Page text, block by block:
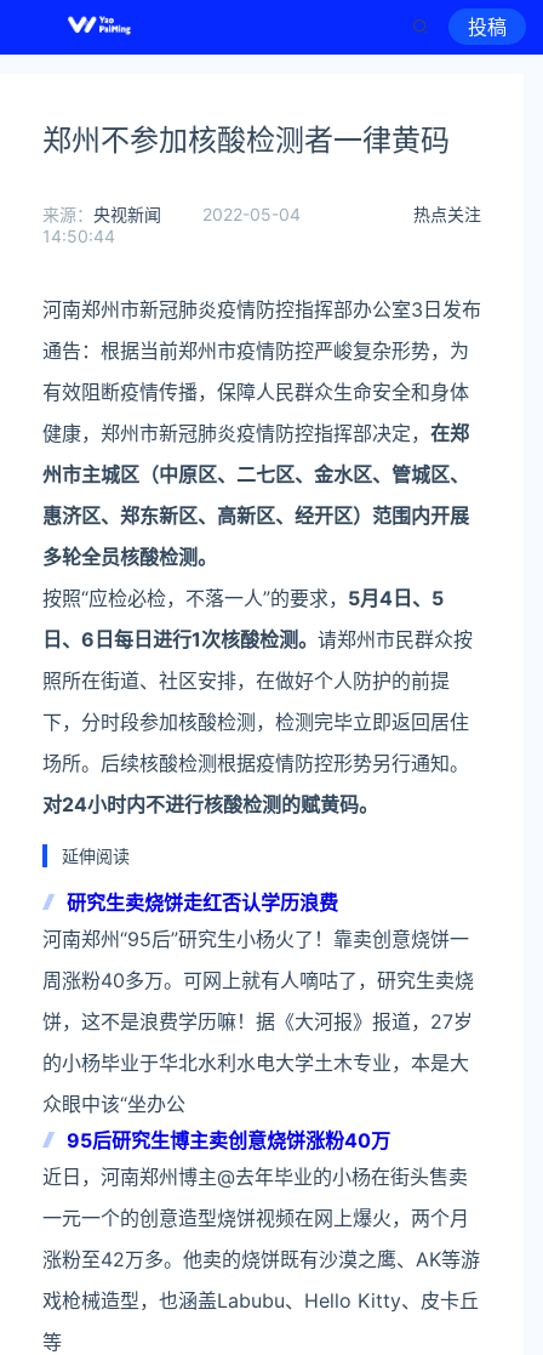
投稿
郑州不参加核酸检测者一律黄码
热点关注
来源： 央视新闻
2022-05-04
14:50:44
河南郑州市新冠肺炎疫情防控指挥部办公室3日发布
通告：根据当前郑州市疫情防控严峻复杂形势，为
有效阻断疫情传播，保障人民群众生命安全和身体
健康，郑州市新冠肺炎疫情防控指挥部决定， 在郑
州市主城区（中原区、二七区、金水区、管城区、
惠济区、郑东新区、高新区、经开区）范围内开展
多轮全员核酸检测。
按照“应检必检，不落一人”的要求， 5月4日、5
日、6日每日进行1次核酸检测。 请郑州市民群众按
照所在街道、社区安排，在做好个人防护的前提
下，分时段参加核酸检测，检测完毕立即返回居住
场所。后续核酸检测根据疫情防控形势另行通知。
对24小时内不进行核酸检测的赋黄码。
延伸阅读
研究生卖烧饼走红否认学历浪费
河南郑州“95后”研究生小杨火了！靠卖创意烧饼一
周涨粉40多万。可网上就有人嘀咕了，研究生卖烧
饼，这不是浪费学历嘛！据《大河报》报道，27岁
的小杨毕业于华北水利水电大学土木专业，本是大
众眼中该“坐办公
95后研究生博主卖创意烧饼涨粉40万
近日，河南郑州博主@去年毕业的小杨在街头售卖
一元一个的创意造型烧饼视频在网上爆火，两个月
涨粉至42万多。他卖的烧饼既有沙漠之鹰、AK等游
戏枪械造型，也涵盖Labubu、Hello Kitty、皮卡丘
等